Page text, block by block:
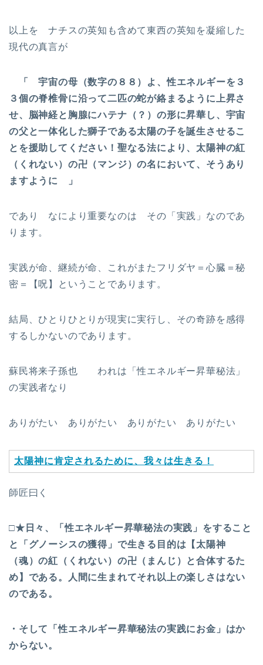
以上を ナチスの英知も含めて東西の英知を凝縮した
現代の真言が
「 宇宙の母（数字の８８）よ、性エネルギーを３
３個の脊椎骨に沿って二匹の蛇が絡まるように上昇さ
せ、脳神経と胸腺にハテナ（？）の形に昇華し、宇宙
の父と一体化した獅子である太陽の子を誕生させるこ
とを援助してください！聖なる法により、太陽神の紅
（くれない）の卍（マンジ）の名において、そうあり
ますように 」
であり なにより重要なのは その「実践」なのであ
ります。
実践が命、継続が命、これがまたフリダヤ＝心臓＝秘
密＝【呪】ということであります。
結局、ひとりひとりが現実に実行し、その奇跡を感得
するしかないのであります。
蘇民将来子孫也 われは「性エネルギー昇華秘法」
の実践者なり
ありがたい ありがたい ありがたい ありがたい
太陽神に肯定されるために、我々は生きる！
師匠曰く
□★日々、「性エネルギー昇華秘法の実践」をすること
と「グノーシスの獲得」で生きる目的は【太陽神
（魂）の紅（くれない）の卍（まんじ）と合体するた
め】である。人間に生まれてそれ以上の楽しさはない
のである。
・そして「性エネルギー昇華秘法の実践にお金」はか
からない。